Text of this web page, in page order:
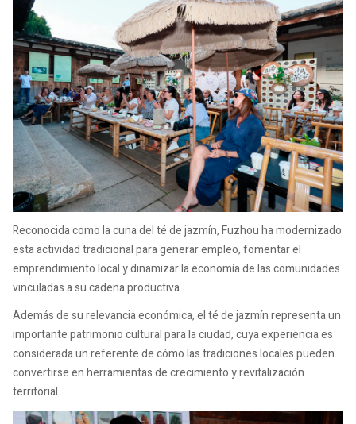
Reconocida como la cuna del té de jazmín, Fuzhou ha modernizado
esta actividad tradicional para generar empleo, fomentar el
emprendimiento local y dinamizar la economía de las comunidades
vinculadas a su cadena productiva.
Además de su relevancia económica, el té de jazmín representa un
importante patrimonio cultural para la ciudad, cuya experiencia es
considerada un referente de cómo las tradiciones locales pueden
convertirse en herramientas de crecimiento y revitalización
territorial.